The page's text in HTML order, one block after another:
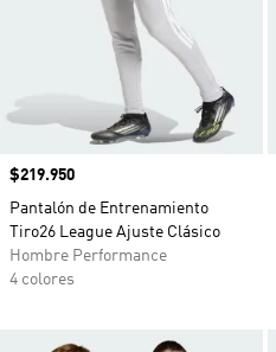
Precio
$219.950
Pantalón de Entrenamiento
Tiro26 League Ajuste Clásico
Hombre Performance
4 colores